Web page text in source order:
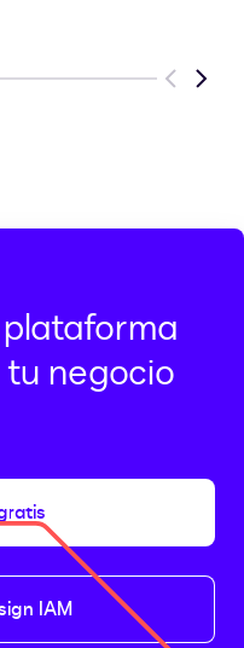
Previous
Next
negocio
IAM